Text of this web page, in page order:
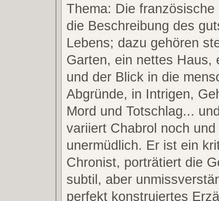
Thema: Die französische
die Beschreibung des
Lebens; dazu gehören
Garten, ein nettes Haus,
und der Blick in die
Abgründe, in Intrigen,
Mord und Totschlag...
variiert Chabrol noch
unermüdlich. Er ist ein
Chronist, porträtiert die
subtil, aber
perfekt konstruiertes